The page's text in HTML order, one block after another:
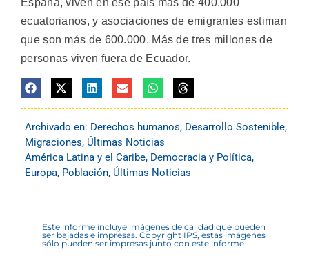
España, viven en ese país más de 400.000
ecuatorianos, y asociaciones de emigrantes estiman
que son más de 600.000. Más de tres millones de
personas viven fuera de Ecuador.
Archivado en: Derechos humanos, Desarrollo Sostenible,
Migraciones, Últimas Noticias
América Latina y el Caribe, Democracia y Política,
Europa, Población, Últimas Noticias
Este informe incluye imágenes de calidad que pueden
ser bajadas e impresas. Copyright IPS, estas imágenes
sólo pueden ser impresas junto con este informe